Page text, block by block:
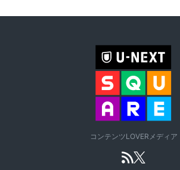
コンテンツLOVERメディア